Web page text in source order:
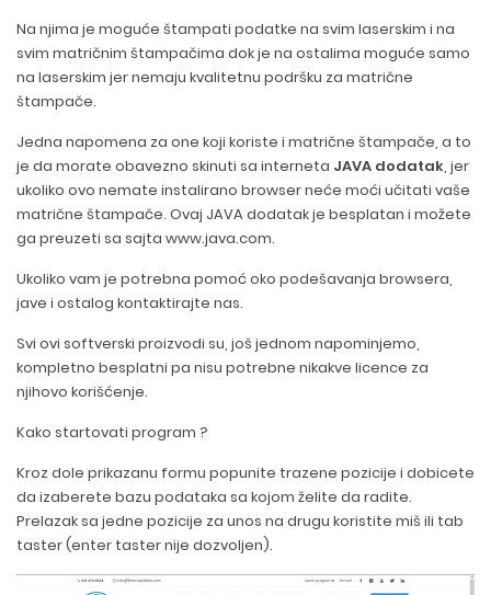
Na njima je moguće štampati podatke na svim laserskim i na
svim matričnim štampačima dok je na ostalima moguće samo
na laserskim jer nemaju kvalitetnu podršku za matrične
štampače.
Jedna napomena za one koji koriste i matrične štampače, a to
je da morate obavezno skinuti sa interneta JAVA dodatak, jer
ukoliko ovo nemate instalirano browser neće moći učitati vaše
matrične štampače. Ovaj JAVA dodatak je besplatan i možete
ga preuzeti sa sajta www.java.com.
Ukoliko vam je potrebna pomoć oko podešavanja browsera,
jave i ostalog kontaktirajte nas.
Svi ovi softverski proizvodi su, još jednom napominjemo,
kompletno besplatni pa nisu potrebne nikakve licence za
njihovo korišćenje.
Kako startovati program ?
Kroz dole prikazanu formu popunite trazene pozicije i dobicete
da izaberete bazu podataka sa kojom želite da radite.
Prelazak sa jedne pozicije za unos na drugu koristite miš ili tab
taster (enter taster nije dozvoljen).